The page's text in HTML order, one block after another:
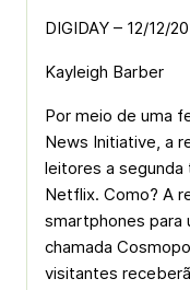
DIGIDAY – 12/12/
Kayleigh Barber
Por meio de uma
News Initiative, a
leitores a segunda
Netflix. Como? A
smartphones para
chamada
visitantes